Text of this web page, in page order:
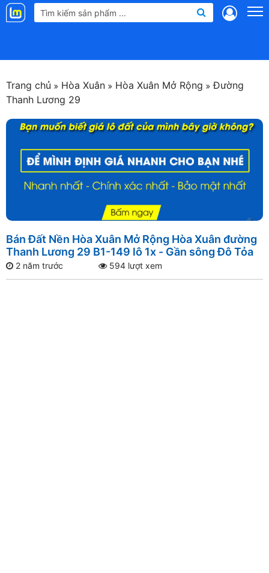
Landmap
Trang chủ Hòa Xuân Hòa Xuân Mở Rộng
Đường
Thanh Lương 29
Bán Đất Nền Hòa Xuân Mở Rộng Hòa Xuân đường
Thanh Lương 29 B1-149 lô 1x - Gần sông Đô Tỏa
2 năm trước 594 lượt xem